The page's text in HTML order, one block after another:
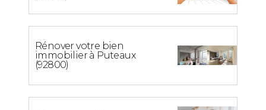
Rénover votre bien
immobilier à Puteaux
(92800)